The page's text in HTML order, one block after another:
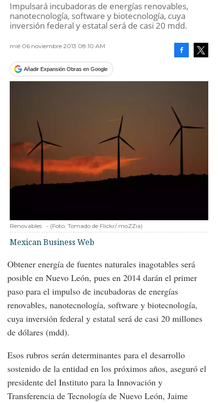
Impulsará incubadoras de energías renovables,
nanotecnología, software y biotecnología, cuya
inversión federal y estatal será de casi 20 mdd.
mié 06 noviembre 2013 08:10 AM
Añadir Expansión Obras en Google
Renovables - (Foto: Tomado de Flickr/ moZZia)
Mexican Business Web
Obtener energía de fuentes naturales inagotables será
posible en Nuevo León, pues en 2014 darán el primer
paso para el impulso de incubadoras de energías
renovables, nanotecnología, software y biotecnología,
cuya inversión federal y estatal será de casi 20 millones
de dólares (mdd).
Esos rubros serán determinantes para el desarrollo
sostenido de la entidad en los próximos años, aseguró el
presidente del Instituto para la Innovación y
Transferencia de Tecnología de Nuevo León, Jaime